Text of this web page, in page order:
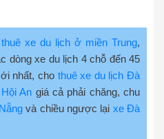
thuê xe du lịch ở miền Trung,
dòng xe du lịch 4 chỗ đến 45
nhất, cho thuê xe du lịch Đà
An giá cả phải chăng, chu
và chiều ngược lại xe Đà